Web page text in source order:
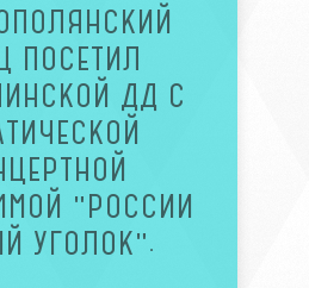
ПОСЕТИЛ
ДД С
"РОССИИ
УГОЛОК".